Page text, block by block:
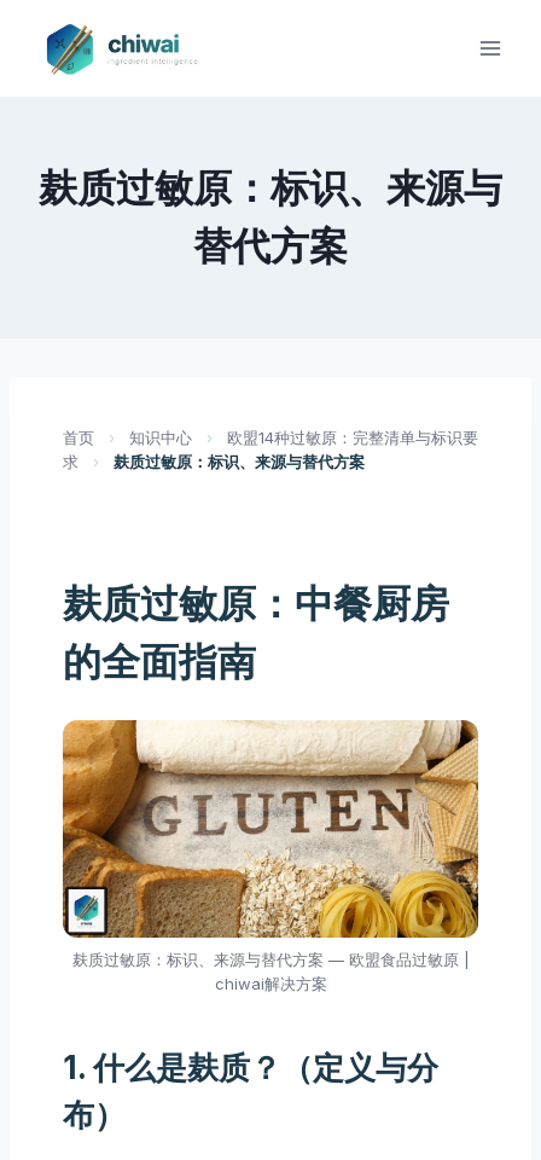
Inhalt
springen
麸质过敏原：标识、来源与
替代方案
首页 › 知识中心 ›
欧盟14种过敏原：完整清单与标识要
求
› 麸质过敏原：标识、来源与替代方案
麸质过敏原：中餐厨房
的全面指南
麸质过敏原：标识、来源与替代方案 — 欧盟食品过敏原 |
chiwai解决方案
1. 什么是麸质？（定义与分
布）